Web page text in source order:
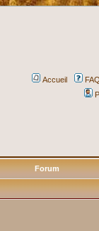
Accueil
Forum